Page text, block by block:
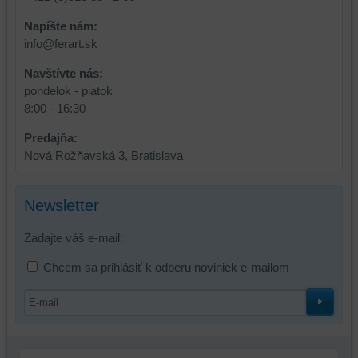
Napíšte nám:
info@ferart.sk
Navštívte nás:
pondelok - piatok
8:00 - 16:30
Predajňa:
Nová Rožňavská 3, Bratislava
Newsletter
Zadajte váš e-mail:
Chcem sa prihlásiť k odberu noviniek e-mailom
dosiahnutie
základnej
platformy,
zážitku
z
prehliadania
a
ktoré
zlepšujú
zážitok
z
prehliadania,
ukladať
niektoré
preferencií
toho,
ste
používateľský